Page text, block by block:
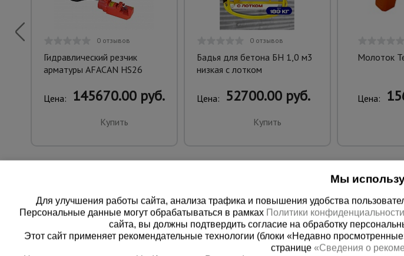
0 отзывов
Гидравлический резчик
арматуры AFACAN HS26
Цена: 145670.00 руб.
Купить
0 отзывов
Бадья для бетона БН 1,0 м3
низкая c лотком
Цена: 52700.00 руб.
Купить
Молоток
Цена:
Мы
Для улучшения работы сайта, анализа трафика и повышения удобства
Персональные данные могут обрабатываться в рамках Политики конфиденциальности
сайта, вы должны подтвердить согласие на обработку
Этот сайт применяет рекомендательные технологии (блоки «Недавно
странице «Сведения о